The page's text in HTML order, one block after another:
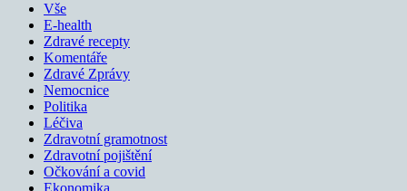
Vše
E-health
Zdravé recepty
Komentáře
Zdravé Zprávy
Nemocnice
Politika
Léčiva
Zdravotní gramotnost
Zdravotní pojištění
Očkování a covid